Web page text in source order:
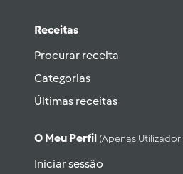
Receitas
Procurar receita
Categorias
Últimas receitas
O Meu Perfil (apenas Utilizador
Iniciar sessão